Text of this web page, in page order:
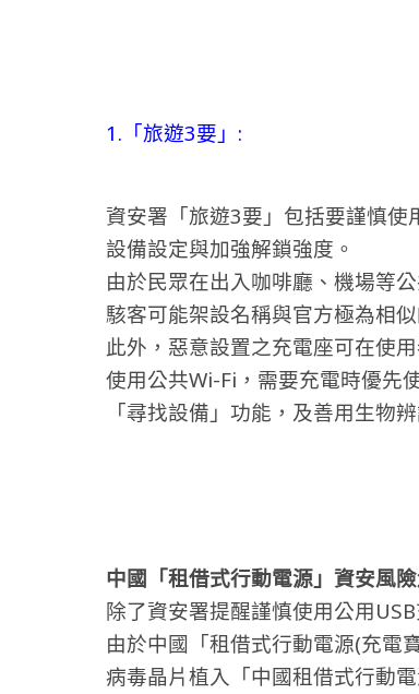
1.「旅遊3要」:
資安署「旅遊3要」包括要謹慎使
設備設定與加強解鎖強度。
由於民眾在出入咖啡廳、機場等
駭客可能架設名稱與官方極為相
此外，惡意設置之充電座可在使
使用公共Wi-Fi，需要充電時優先
「尋找設備」功能，及善用生物
中國「租借式行動電源」資安風
除了資安署提醒謹慎使用公用
由於中國「租借式行動電源(充電
病毒晶片植入「中國租借式行動